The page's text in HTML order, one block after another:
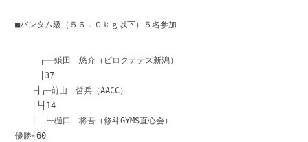
■バンタム級（５６．０ｋｇ以下）５名参加
┌──鎌田 悠介（ピロクテテス新潟）
│37
┌┤┌─前山 哲兵（AACC）
│└┤14
│ └─樋口 将吾（修斗GYMS直心会）
優勝┤60